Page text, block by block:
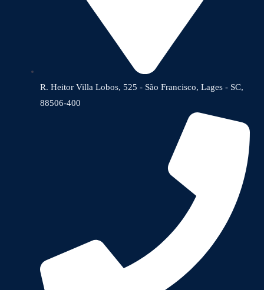
R. Heitor Villa Lobos, 525 - São Francisco, Lages - SC,
88506-400